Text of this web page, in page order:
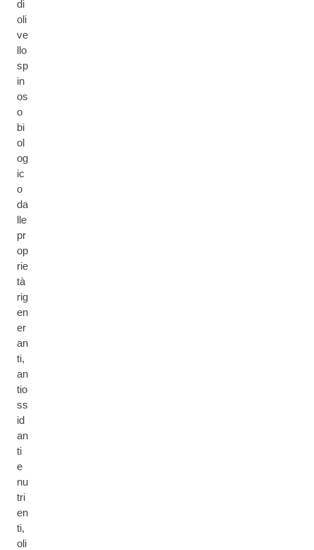
di
oli
ve
llo
sp
in
os
o
bi
ol
og
ic
o
da
lle
pr
op
rie
tà
rig
en
er
an
ti,
an
tio
ss
id
an
ti
e
nu
tri
en
ti,
oli